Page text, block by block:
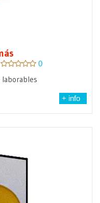
0
laborables
+ info